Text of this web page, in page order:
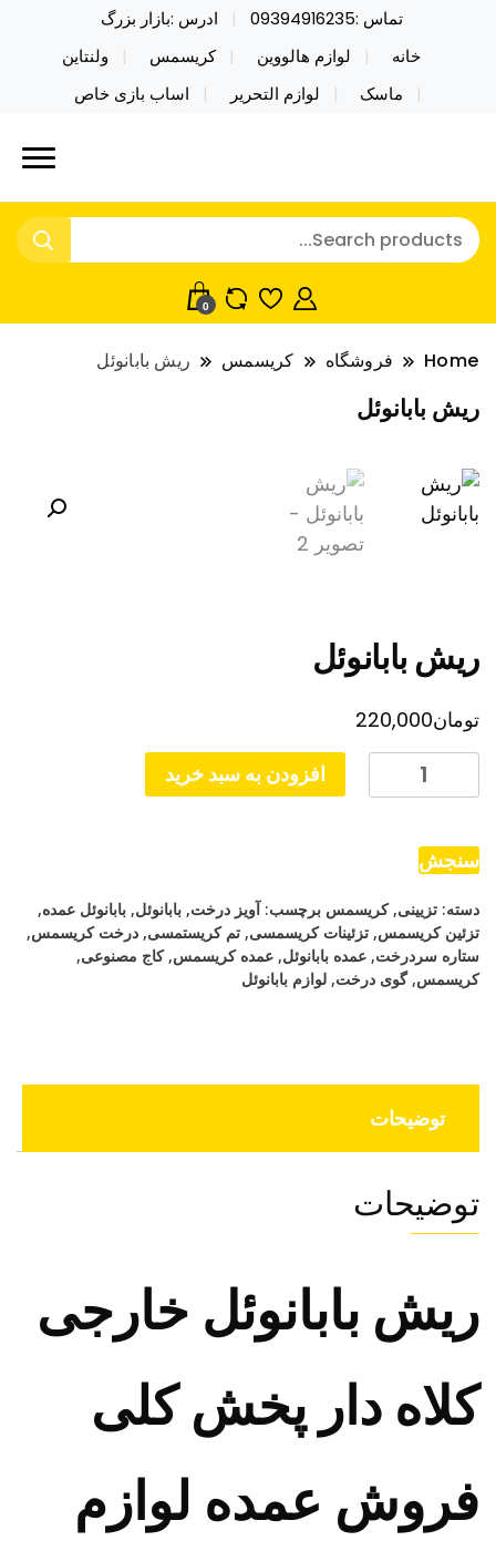
تماس :09394916235
ادرس :بازار بزرگ
خانه
لوازم هالووین کریسمس
ولنتاین
ماسک
لوازم التحریر اساب بازی خاص
نایکر توی فروش عمده لوازم هالووین
ولن تاین کادویی کریسمس اکسسوری
خرید محصولات خاص فیجت اسباب بازی تراول ماگ نایکر
توی فروش عمده لوازم هالووین ولن تاین کادویی
کریسمس اکسسوری ماسک در واردات مستقیم
0
Home فروشگاه کریسمس ریش بابانوئل
ریش بابانوئل
ریش بابانوئل
تومان220,000
بابانوئل
افزودن به سبد خرید
سنجش
دسته: تزیینی,کریسمس برچسب: آویز درخت, بابانوئل, بابانوئل عمده,
تزئین کریسمس, تزئینات کریسمسی, تم کریستمسی, درخت کریسمس,
ستاره سردرخت, عمده بابانوئل, عمده کریسمس,کاج مصنوعی,
کریسمس,گوی درخت, لوازم بابانوئل
توضیحات
توضیحات
ریش بابانوئل خارجی
کلاه دار پخش کلی
فروش عمده لوازم